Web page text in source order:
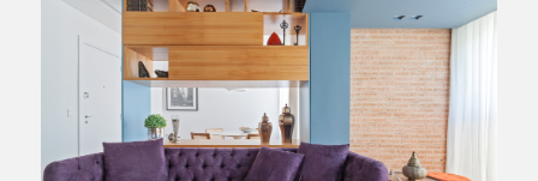
/INTERIORES RESIDENCIAL